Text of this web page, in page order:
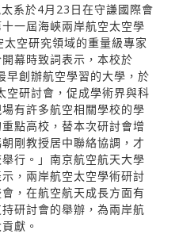
系於4月23日在守謙國際會
一屆海峽兩岸航空太空學
空研究領域的重量級專家
幕時致詞表示，本校於
早創辦航空學習的大學，於
空研討會，促成學術界與科
有許多航空相關學校的學
點高校，替本次研討會增
剛教授居中聯絡協調，才
行。」南京航空航天大學
，兩岸航空太空學術研討
，在航空航天成長方面有
研討會的舉辦，為兩岸航
獻。